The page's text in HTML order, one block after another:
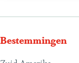
Bestemmingen